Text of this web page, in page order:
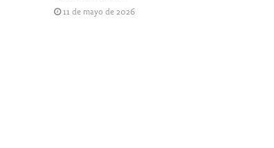
11 de mayo de 2026